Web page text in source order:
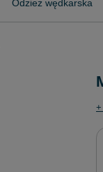
Odzież wędkarska
+